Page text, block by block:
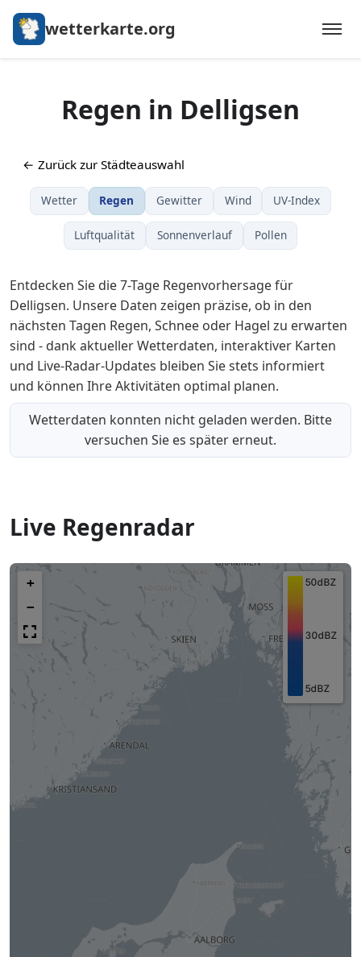
wetterkarte.org
Regen in Delligsen
← Zurück zur Städteauswahl
Wetter Regen Gewitter Wind UV-Index
Luftqualität Sonnenverlauf Pollen
Entdecken Sie die 7-Tage Regenvorhersage für
Delligsen. Unsere Daten zeigen präzise, ob in den
nächsten Tagen Regen, Schnee oder Hagel zu erwarten
sind - dank aktueller Wetterdaten, interaktiver Karten
und Live-Radar-Updates bleiben Sie stets informiert
und können Ihre Aktivitäten optimal planen.
Wetterdaten konnten nicht geladen werden. Bitte
versuchen Sie es später erneut.
Live Regenradar
+
−